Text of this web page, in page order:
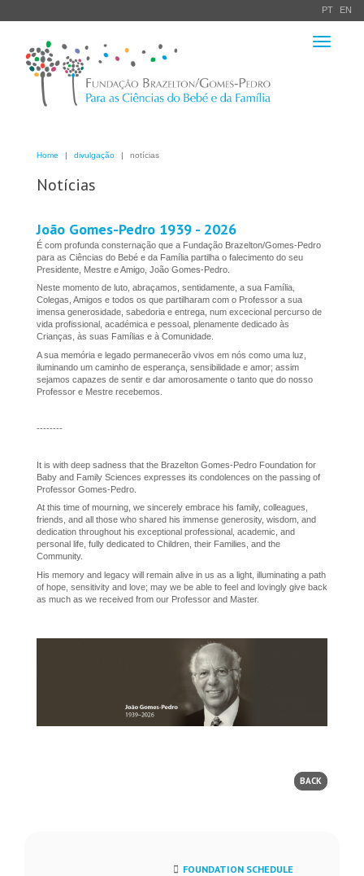
PT EN
Toggle
Home divulgação notícias
Notícias
João Gomes-Pedro 1939 - 2026
É com profunda consternação que a Fundação Brazelton/Gomes-Pedro
para as Ciências do Bebé e da Família partilha o falecimento do seu
Presidente, Mestre e Amigo, João Gomes-Pedro.
Neste momento de luto, abraçamos, sentidamente, a sua Família,
Colegas, Amigos e todos os que partilharam com o Professor a sua
imensa generosidade, sabedoria e entrega, num excecional percurso de
vida profissional, académica e pessoal, plenamente dedicado às
Crianças, às suas Famílias e à Comunidade.
A sua memória e legado permanecerão vivos em nós como uma luz,
iluminando um caminho de esperança, sensibilidade e amor; assim
sejamos capazes de sentir e dar amorosamente o tanto que do nosso
Professor e Mestre recebemos.
--------
It is with deep sadness that the Brazelton Gomes-Pedro Foundation for
Baby and Family Sciences expresses its condolences on the passing of
Professor Gomes-Pedro.
At this time of mourning, we sincerely embrace his family, colleagues,
friends, and all those who shared his immense generosity, wisdom, and
dedication throughout his exceptional professional, academic, and
personal life, fully dedicated to Children, their Families, and the
Community.
His memory and legacy will remain alive in us as a light, illuminating a path
of hope, sensitivity and love; may we be able to feel and lovingly give back
as much as we received from our Professor and Master.
BACK
FOUNDATION SCHEDULE